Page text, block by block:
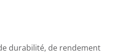
durabilité, de rendement